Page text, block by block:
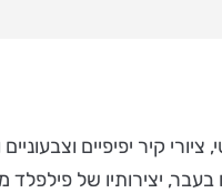
קיר יפיפיים
יצירותיו של